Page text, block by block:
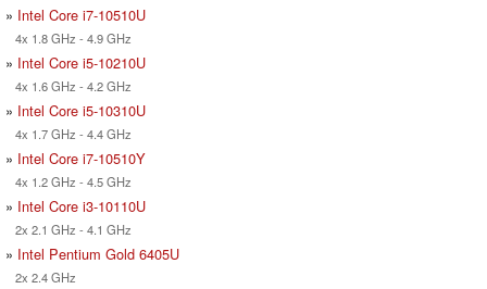
» Intel Core i7-10510U
4x 1.8 GHz - 4.9 GHz
» Intel Core i5-10210U
4x 1.6 GHz - 4.2 GHz
» Intel Core i5-10310U
4x 1.7 GHz - 4.4 GHz
» Intel Core i7-10510Y
4x 1.2 GHz - 4.5 GHz
» Intel Core i3-10110U
2x 2.1 GHz - 4.1 GHz
» Intel Pentium Gold 6405U
2x 2.4 GHz